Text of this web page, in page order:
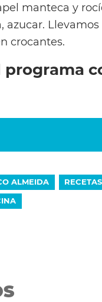
manteca y
azucar.
crocantes.
programa
ALMEIDA RECETAS